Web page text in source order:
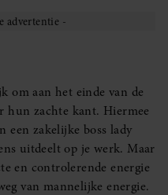
om aan het einde van de
hun zachte kant. Hiermee
een zakelijke boss lady
uitdeelt op je werk. Maar
en controlerende energie
van mannelijke energie.